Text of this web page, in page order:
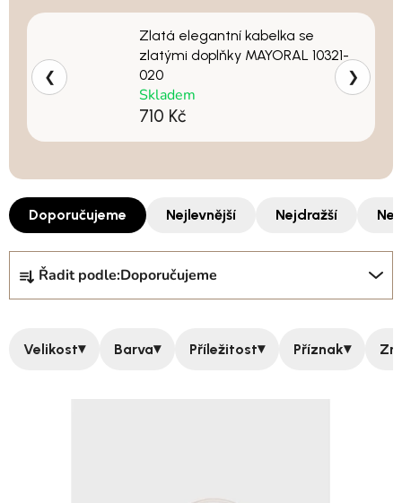
Zlatá elegantní kabelka se
zlatými doplňky MAYORAL 10321-
020
Skladem
710 Kč
❮ ❯
Doporučujeme Nejlevnější Nejdražší
Řazení produktů
Řadit podle:Doporučujeme
Velikost▾ Barva▾ Příležitost▾ Příznak▾